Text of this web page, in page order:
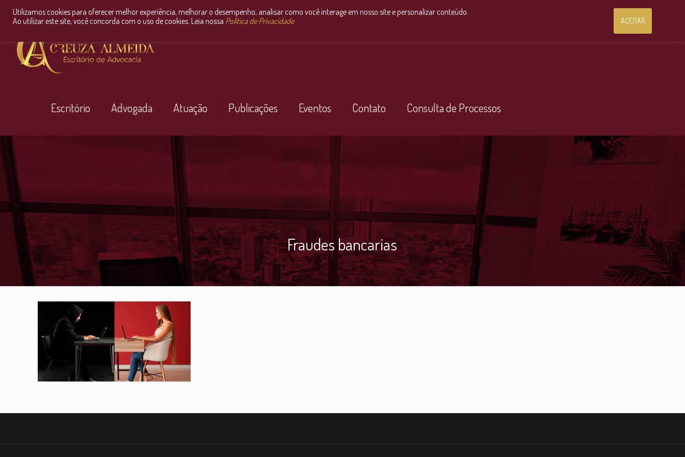
Consultoria Jurídica OnLine
Escritório Advogada Atuação Publicações Eventos Contato Consulta de Processos
Fraudes bancarias
Utilizamos cookies para oferecer melhor experiência, melhorar o desempenho, analisar como você interage em nosso site e personalizar conteúdo.
Ao utilizar este site, você concorda com o uso de cookies. Leia nossa Política de Privacidade ACEITAR